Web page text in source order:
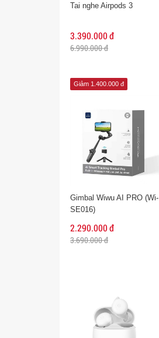
Tai nghe Airpods 3
3.390.000 đ
6.990.000 đ
Giảm 1.400.000 đ
Gimbal Wiwu AI PRO (Wi-
SE016)
2.290.000 đ
3.690.000 đ